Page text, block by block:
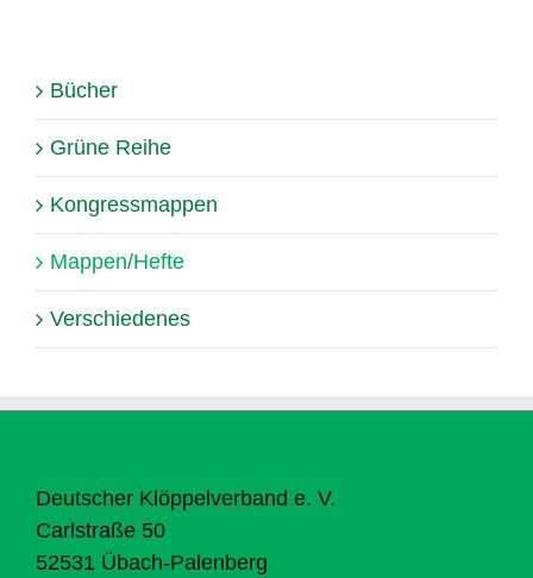
Bücher
Grüne Reihe
Kongressmappen
Mappen/Hefte
Verschiedenes
Deutscher Klöppelverband e. V.
Carlstraße 50
52531 Übach-Palenberg